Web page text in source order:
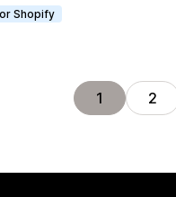
Shopify
1 2